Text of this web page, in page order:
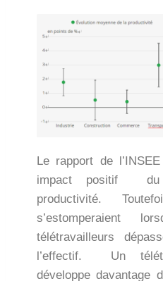
Le rapport de
impact positif du
productivité.
s’estomperaient
télétravailleurs
l’effectif. Un
développe davantage